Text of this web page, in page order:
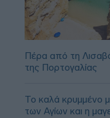
Πέρα από τη
της Πορτογαλίας
Το καλά κρυμμένο
των Αγίων και η